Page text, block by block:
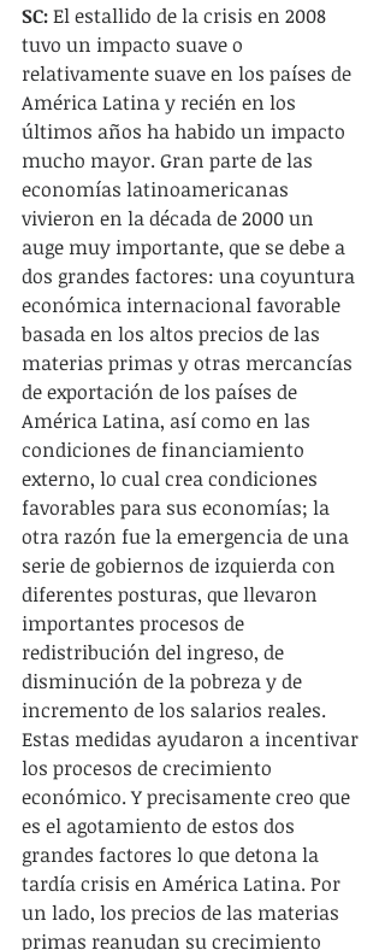
SC: El estallido de la crisis en 2008
tuvo un impacto suave o
relativamente suave en los países de
América Latina y recién en los
últimos años ha habido un impacto
mucho mayor. Gran parte de las
economías latinoamericanas
vivieron en la década de 2000 un
auge muy importante, que se debe a
dos grandes factores: una coyuntura
económica internacional favorable
basada en los altos precios de las
materias primas y otras mercancías
de exportación de los países de
América Latina, así como en las
condiciones de financiamiento
externo, lo cual crea condiciones
favorables para sus economías; la
otra razón fue la emergencia de una
serie de gobiernos de izquierda con
diferentes posturas, que llevaron
importantes procesos de
redistribución del ingreso, de
disminución de la pobreza y de
incremento de los salarios reales.
Estas medidas ayudaron a incentivar
los procesos de crecimiento
económico. Y precisamente creo que
es el agotamiento de estos dos
grandes factores lo que detona la
tardía crisis en América Latina. Por
un lado, los precios de las materias
primas reanudan su crecimiento